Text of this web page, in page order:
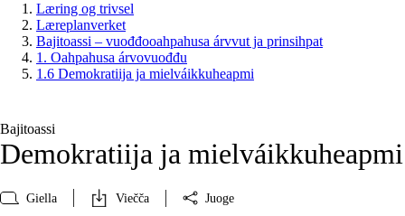
Læring og trivsel
Læreplanverket
Bajitoassi – vuođđooahpahusa árvvut ja prinsihpat
1. Oahpahusa árvovuođđu
1.6 Demokratiija ja mielváikkuheapmi
Bajitoassi
Demokratiija ja mielváikkuheapmi
Giella Viečča Juoge